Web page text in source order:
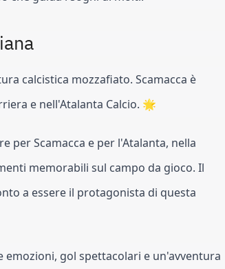
calcistica mozzafiato. Scamacca è
e nell'Atalanta Calcio. 🌟
per Scamacca e per l'Atalanta, nella
memorabili sul campo da gioco. Il
a essere il protagonista di questa
gol spettacolari e un'avventura